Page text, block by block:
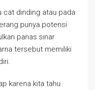
cat dinding atau pada
punya potensi
panas sinar
tersebut memiliki
karena kita tahu